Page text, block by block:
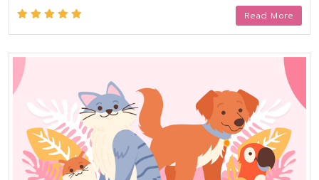
ลาลในระดับชาติและนานาชาติ วัตถุดิบและสารเคมีในอุตสาหกรรม
อาหารฮาลาล หลักการทั่วไปของวิทยาศาสตร์ฮาลาล มาตรวิทยาและ
วิเคราะห์อันตรายด้านฮะรอม การควบคุมจุดวิกฤติ การมาตรฐานฮา
ลาล ตามมาตรฐานฮาลคิว การจัดการห่วงโซ่อุปทานฮาลาล และการ
ประยุกต์ใช้งานด้านเทคโนโลยีสารสนเทศในอุตสาหกรรมอาหารฮาลาล
Read More